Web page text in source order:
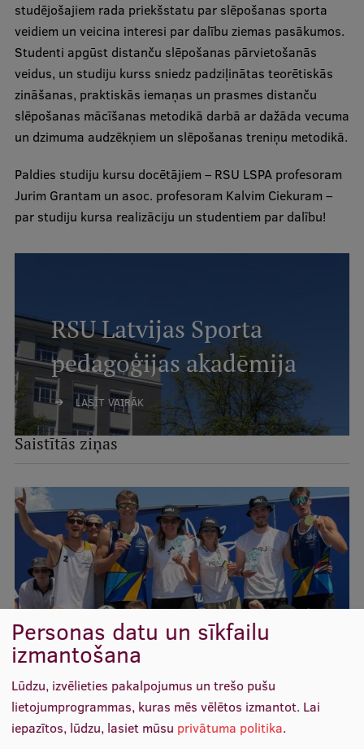
Muzeji un ekspozīcijas
Projekti
Reitingi
Virtuālā tūre
Ilgtspējīga attīstība
Studiju un vides pieejamība
Mūžizglītība
Ētikas un līdztiesības mācības
Atvērtā universitāte
Profesionālās pilnveides kursi
ESF kvalifikācijas celšanas kursi
Pedagoģiskās izaugsmes centrs
Kvalifikācijas atbilstības pārbaude
Pētniecība
Zinātniskie institūti un laboratorijas
studējošajiem rada priekšstatu par slēpošanas sporta
veidiem un veicina interesi par dalību ziemas pasākumos.
Studenti apgūst distanču slēpošanas pārvietošanās
veidus, un studiju kurss sniedz padziļinātas teorētiskās
zināšanas, praktiskās iemaņas un prasmes distanču
slēpošanas mācīšanas metodikā darbā ar dažāda vecuma
un dzimuma audzēkņiem un slēpošanas treniņu metodikā.
Paldies studiju kursu docētājiem – RSU LSPA profesoram
Jurim Grantam un asoc. profesoram Kalvim Ciekuram –
par studiju kursa realizāciju un studentiem par dalību!
RSU Latvijas Sporta
pedagoģijas akadēmija
LASĪT VAIRĀK
Saistītās ziņas
RSU pludmales volejbolisti kļūst par Eiropas
Universitāšu spēļu čempioniem
Personas datu un sīkfailu
izmantošana
Lūdzu, izvēlieties pakalpojumus un trešo pušu
lietojumprogrammas, kuras mēs vēlētos izmantot. Lai
iepazītos, lūdzu, lasiet mūsu privātuma politika.